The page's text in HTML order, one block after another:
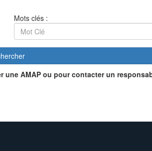
Mots clés :
AMAP ou pour contacter un